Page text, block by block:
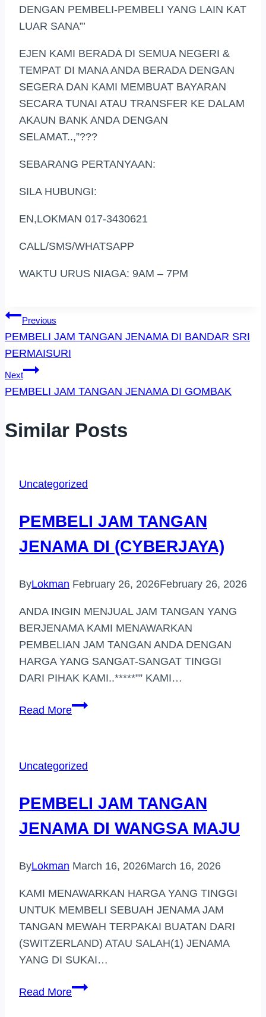
DENGAN PEMBELI-PEMBELI YANG LAIN KAT
LUAR SANA”’
EJEN KAMI BERADA DI SEMUA NEGERI &
TEMPAT DI MANA ANDA BERADA DENGAN
SEGERA DAN KAMI MEMBUAT BAYARAN
SECARA TUNAI ATAU TRANSFER KE DALAM
AKAUN BANK ANDA DENGAN
SELAMAT..,”???
SEBARANG PERTANYAAN:
SILA HUBUNGI:
EN,LOKMAN 017-3430621
CALL/SMS/WHATSAPP
WAKTU URUS NIAGA: 9AM – 7PM
Post
Navigation
Previous
PEMBELI JAM TANGAN JENAMA DI BANDAR SRI
PERMAISURI
Next
PEMBELI JAM TANGAN JENAMA DI GOMBAK
Similar Posts
Uncategorized
PEMBELI JAM TANGAN
JENAMA DI (CYBERJAYA)
ByLokman February 26, 2026February 26, 2026
ANDA INGIN MENJUAL JAM TANGAN YANG
BERJENAMA KAMI MENAWARKAN
PEMBELIAN JAM TANGAN ANDA DENGAN
HARGA YANG SANGAT-SANGAT TINGGI
DARI PIHAK KAMI..*****”” KAMI…
Read MorePEMBELI
DI
Uncategorized
PEMBELI JAM TANGAN
JENAMA DI WANGSA MAJU
ByLokman March 16, 2026March 16, 2026
KAMI MENAWARKAN HARGA YANG TINGGI
UNTUK MEMBELI SEBUAH JENAMA JAM
TANGAN MEWAH TERPAKAI BUATAN DARI
(SWITZERLAND) ATAU SALAH(1) JENAMA
YANG DI SUKAI…
Read MorePEMBELI